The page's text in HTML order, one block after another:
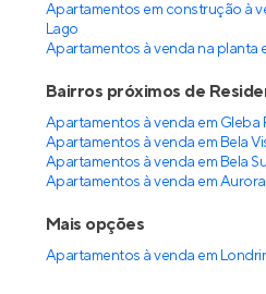
Apartamentos em construção à
Lago
Apartamentos à venda na planta
Bairros próximos de
Apartamentos à venda em Gleba
Apartamentos à venda em Bela
Apartamentos à venda em Bela
Apartamentos à venda em Aurora
Mais opções
Apartamentos à venda em